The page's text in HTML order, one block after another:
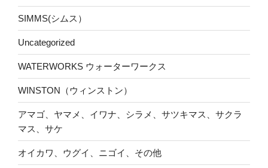
SIMMS(シムス）
Uncategorized
WATERWORKS ウォーターワークス
WINSTON（ウィンストン）
アマゴ、ヤマメ、イワナ、シラメ、サツキマス、サクラ
マス、サケ
オイカワ、ウグイ、ニゴイ、その他